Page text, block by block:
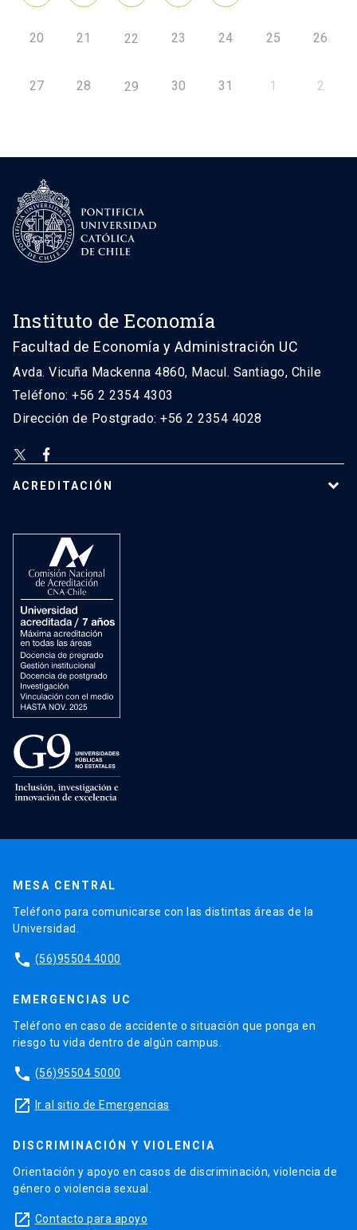
20 21 22 23 24 25 26
27 28 29 30 31 1 2
Instituto de Economía
Facultad de Economía y Administración UC
Avda. Vicuña Mackenna 4860, Macul. Santiago, Chile
Teléfono: +56 2 2354 4303
Dirección de Postgrado: +56 2 2354 4028
ACREDITACIÓN
MESA CENTRAL
Teléfono para comunicarse con las distintas áreas de la
Universidad.
phone (56)95504 4000
EMERGENCIAS UC
Teléfono en caso de accidente o situación que ponga en
riesgo tu vida dentro de algún campus.
phone (56)95504 5000
launch Ir al sitio de Emergencias
DISCRIMINACIÓN Y VIOLENCIA
Orientación y apoyo en casos de discriminación, violencia de
género o violencia sexual.
launch Contacto para apoyo